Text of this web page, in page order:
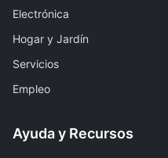
Electrónica
Hogar y Jardín
Servicios
Empleo
Ayuda y Recursos